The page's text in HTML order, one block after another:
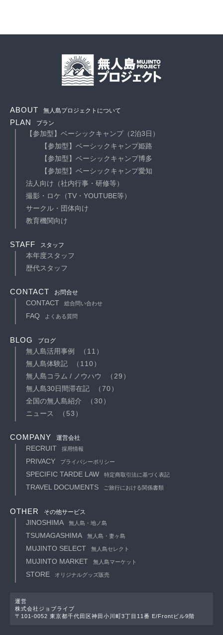
ABOUT 無人島プロジェクトについて
PLAN プラン
【参加型】ベーシックキャンプ（2泊3日）
【参加型】ベーシックキャンプ姫路
【参加型】ベーシックキャンプ博多
【参加型】ベーシックキャンプ愛知
法人向け（社内行事・研修等）
撮影・ロケ（TV・YOUTUBE等）
サークル・団体向け
教育機関向け
STAFF スタッフ
本年度スタッフ
歴代スタッフ
CONTACT お問合せ
CONTACT 総合問い合わせ
FAQ よくある質問
BLOG ブログ
無人島活用事例
（11）
無人島体験記
（110）
無人島コラム / ノウハウ
（29）
無人島30日間滞在記
（70）
全国の無人島紹介
（30）
ニュース
（53）
COMPANY 運営会社
RECRUIT 採用情報
PRIVACY プライバシーポリシー
SPECIFIC TARDE LAW 特定商取引法に基づく表記
TRAVEL DOCUMENTS ご旅行における関係書類
OTHER その他サービス
JINOSHIMA 無人島・地ノ島
TSUMAGASHIMA 無人島・妻ヶ島
MUJINTO SELECT 無人島セレクト
MUJINTO MARKET 無人島マーケット
STORE オリジナルグッズ販売
運営
株式会社ジョブライブ
〒101-0052 東京都千代田区神田小川町3丁目11番 E/Frontビル9階